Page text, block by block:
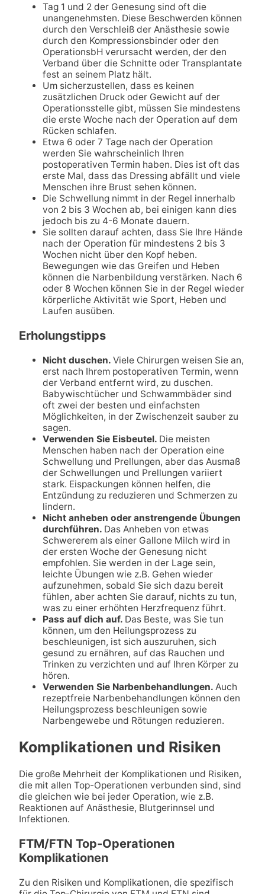
Tag 1 und 2 der Genesung sind oft die
unangenehmsten. Diese Beschwerden können
durch den Verschleiß der Anästhesie sowie
durch den Kompressionsbinder oder den
OperationsbH verursacht werden, der den
Verband über die Schnitte oder Transplantate
fest an seinem Platz hält.
Um sicherzustellen, dass es keinen
zusätzlichen Druck oder Gewicht auf der
Operationsstelle gibt, müssen Sie mindestens
die erste Woche nach der Operation auf dem
Rücken schlafen.
Etwa 6 oder 7 Tage nach der Operation
werden Sie wahrscheinlich Ihren
postoperativen Termin haben. Dies ist oft das
erste Mal, dass das Dressing abfällt und viele
Menschen ihre Brust sehen können.
Die Schwellung nimmt in der Regel innerhalb
von 2 bis 3 Wochen ab, bei einigen kann dies
jedoch bis zu 4-6 Monate dauern.
Sie sollten darauf achten, dass Sie Ihre Hände
nach der Operation für mindestens 2 bis 3
Wochen nicht über den Kopf heben.
Bewegungen wie das Greifen und Heben
können die Narbenbildung verstärken. Nach 6
oder 8 Wochen können Sie in der Regel wieder
körperliche Aktivität wie Sport, Heben und
Laufen ausüben.
Erholungstipps
Nicht duschen. Viele Chirurgen weisen Sie an,
erst nach Ihrem postoperativen Termin, wenn
der Verband entfernt wird, zu duschen.
Babywischtücher und Schwammbäder sind
oft zwei der besten und einfachsten
Möglichkeiten, in der Zwischenzeit sauber zu
sagen.
Verwenden Sie Eisbeutel. Die meisten
Menschen haben nach der Operation eine
Schwellung und Prellungen, aber das Ausmaß
der Schwellungen und Prellungen variiert
stark. Eispackungen können helfen, die
Entzündung zu reduzieren und Schmerzen zu
lindern.
Nicht anheben oder anstrengende Übungen
durchführen. Das Anheben von etwas
Schwererem als einer Gallone Milch wird in
der ersten Woche der Genesung nicht
empfohlen. Sie werden in der Lage sein,
leichte Übungen wie z.B. Gehen wieder
aufzunehmen, sobald Sie sich dazu bereit
fühlen, aber achten Sie darauf, nichts zu tun,
was zu einer erhöhten Herzfrequenz führt.
Pass auf dich auf. Das Beste, was Sie tun
können, um den Heilungsprozess zu
beschleunigen, ist sich auszuruhen, sich
gesund zu ernähren, auf das Rauchen und
Trinken zu verzichten und auf Ihren Körper zu
hören.
Verwenden Sie Narbenbehandlungen. Auch
rezeptfreie Narbenbehandlungen können den
Heilungsprozess beschleunigen sowie
Narbengewebe und Rötungen reduzieren.
Komplikationen und Risiken
Die große Mehrheit der Komplikationen und Risiken,
die mit allen Top-Operationen verbunden sind, sind
die gleichen wie bei jeder Operation, wie z.B.
Reaktionen auf Anästhesie, Blutgerinnsel und
Infektionen.
FTM/FTN Top-Operationen
Komplikationen
Zu den Risiken und Komplikationen, die spezifisch